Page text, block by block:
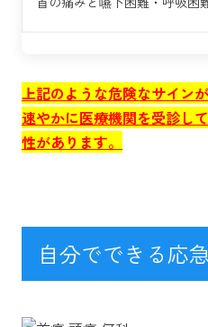
上記のような危険なサイン
速やかに医療機関を受診し
性があります。
自分でできる応